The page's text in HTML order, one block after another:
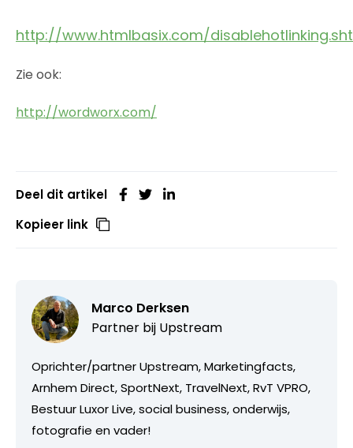
http://www.htmlbasix.com/
Zie ook:
http://wordworx.com/
Deel dit artikel
Kopieer link
Marco Derksen
Partner bij Upstream
Oprichter/partner Upstream, Marketingfacts,
Arnhem Direct, SportNext, TravelNext, RvT VPRO,
Bestuur Luxor Live, social business, onderwijs,
fotografie en vader!